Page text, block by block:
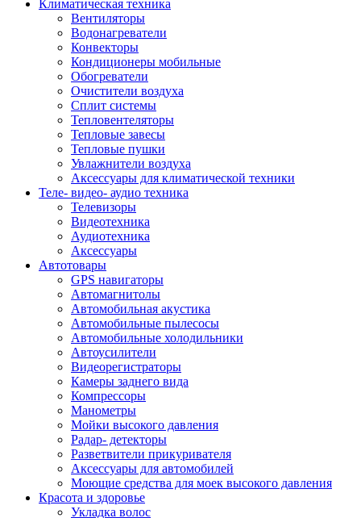
Климатическая техника
Вентиляторы
Водонагреватели
Конвекторы
Кондиционеры мобильные
Обогреватели
Очистители воздуха
Сплит системы
Тепловентеляторы
Тепловые завесы
Тепловые пушки
Увлажнители воздуха
Аксессуары для климатической техники
Теле- видео- аудио техника
Телевизоры
Видеотехника
Аудиотехника
Аксессуары
Автотовары
GPS навигаторы
Автомагнитолы
Автомобильная акустика
Автомобильные пылесосы
Автомобильные холодильники
Автоусилители
Видеорегистраторы
Камеры заднего вида
Компрессоры
Манометры
Мойки высокого давления
Радар- детекторы
Разветвители прикуривателя
Аксессуары для автомобилей
Моющие средства для моек высокого давления
Красота и здоровье
Укладка волос